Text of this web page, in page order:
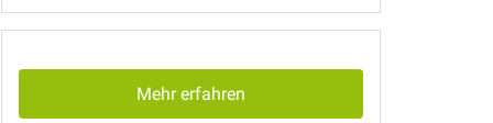
Mehr erfahren